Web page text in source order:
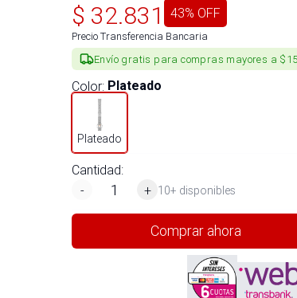
$ 32.831 43% OFF
Precio Transferencia Bancaria
Envío gratis para compras mayores a
Color: Plateado
Plateado
Cantidad:
-
+ 10+ disponibles
Comprar ahora